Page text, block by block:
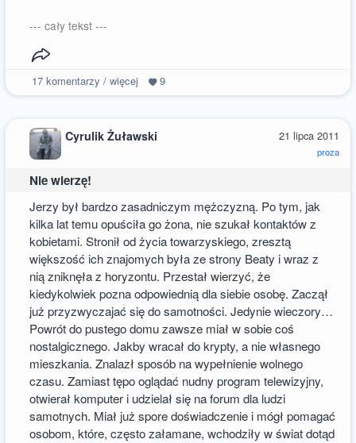
--- cały tekst ---
17komentarzy / więcej 9
21 lipca 2011
proza
Cyrulik Żuławski
Nie wierzę!
Jerzy był bardzo zasadniczym mężczyzną. Po tym, jak
kilka lat temu opuściła go żona, nie szukał kontaktów z
kobietami. Stronił od życia towarzyskiego, zresztą
większość ich znajomych była ze strony Beaty i wraz z
nią zniknęła z horyzontu. Przestał wierzyć, że
kiedykolwiek pozna odpowiednią dla siebie osobę. Zaczął
już przyzwyczajać się do samotności. Jedynie wieczory…
Powrót do pustego domu zawsze miał w sobie coś
nostalgicznego. Jakby wracał do krypty, a nie własnego
mieszkania. Znalazł sposób na wypełnienie wolnego
czasu. Zamiast tępo oglądać nudny program telewizyjny,
otwierał komputer i udzielał się na forum dla ludzi
samotnych. Miał już spore doświadczenie i mógł pomagać
osobom, które, często załamane, wchodziły w świat dotąd